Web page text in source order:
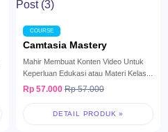
COURSE
Camtasia Mastery
Mahir Membuat Konten Video ​Untuk
Keperluan Edukasi atau Materi Kelas...
Rp 57.000 Rp 57.000
DETAIL PRODUK »